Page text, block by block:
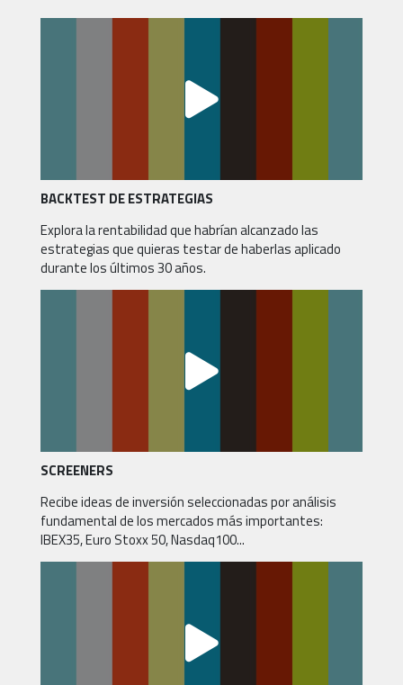
BACKTEST DE ESTRATEGIAS
Explora la rentabilidad que habrían alcanzado las
estrategias que quieras testar de haberlas aplicado
durante los últimos 30 años.
SCREENERS
Recibe ideas de inversión seleccionadas por análisis
fundamental de los mercados más importantes:
IBEX35, Euro Stoxx 50, Nasdaq100...